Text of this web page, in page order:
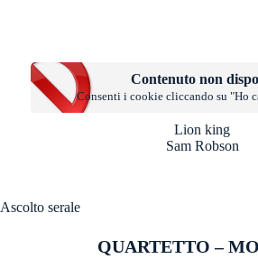
Contenuto non
Consenti i cookie cliccando su "Ho
Lion king
Sam Robson
Ascolto serale
QUARTETTO –